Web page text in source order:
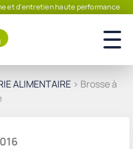
et d'entretien haute performance
ALIMENTAIRE > Brosse à